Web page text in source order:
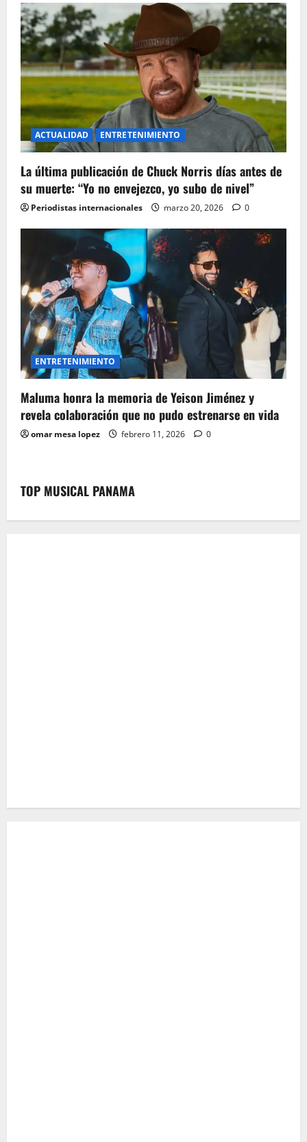
ACTUALIDAD ENTRETENIMIENTO
La última publicación de Chuck Norris días antes de
su muerte: “Yo no envejezco, yo subo de nivel”
Periodistas internacionales marzo 20, 2026 0
ENTRETENIMIENTO
Maluma honra la memoria de Yeison Jiménez y
revela colaboración que no pudo estrenarse en vida
omar mesa lopez febrero 11, 2026 0
TOP MUSICAL PANAMA